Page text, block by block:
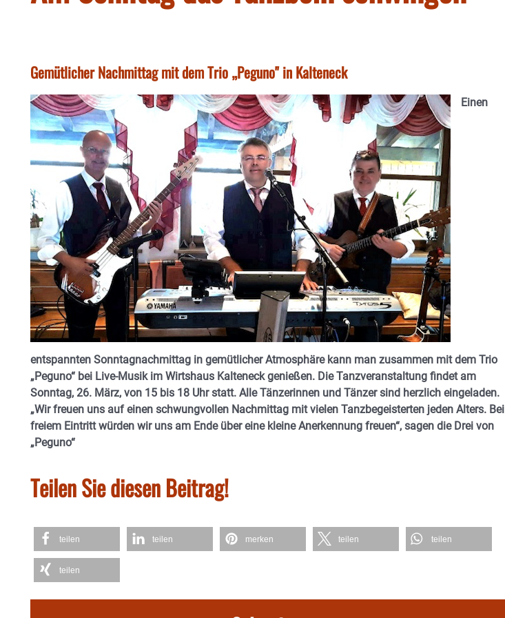
Gemütlicher Nachmittag mit dem Trio „Peguno" in Kalteneck
Einen
entspannten Sonntagnachmittag in gemütlicher Atmosphäre kann man zusammen mit dem Trio
„Peguno“ bei Live-Musik im Wirtshaus Kalteneck genießen. Die Tanzveranstaltung findet am
Sonntag, 26. März, von 15 bis 18 Uhr statt. Alle Tänzerinnen und Tänzer sind herzlich eingeladen.
„Wir freuen uns auf einen schwungvollen Nachmittag mit vielen Tanzbegeisterten jeden Alters. Bei
freiem Eintritt würden wir uns am Ende über eine kleine Anerkennung freuen“, sagen die Drei von
„Peguno“
Teilen Sie diesen Beitrag!
teilen teilen merken teilen teilen
teilen